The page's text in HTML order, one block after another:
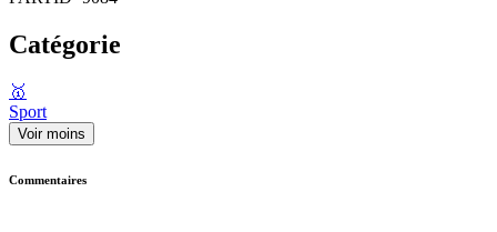
Catégorie
🥇
Sport
Voir moins
Commentaires